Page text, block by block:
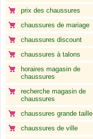
prix des chaussures
chaussures de mariage
chaussures discount
chaussures à talons
horaires magasin de
chaussures
recherche magasin de
chaussures
chaussures grande taille
chaussures de ville